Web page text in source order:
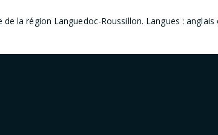
la région Languedoc-Roussillon. Langues : anglais